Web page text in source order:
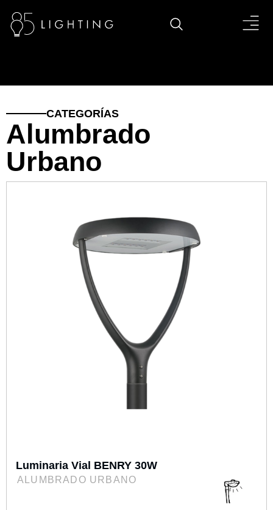
CATEGORÍAS
Alumbrado
Urbano
Luminaria Vial BENRY 30W
ALUMBRADO URBANO